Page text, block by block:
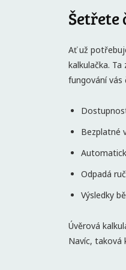
Šetřete
Ať už
kalkulačka.
fungování vás
Bezplatné
Odpadá
Výsledky
Úvěrová
Navíc, taková